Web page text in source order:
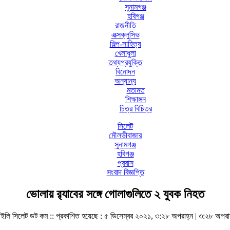
সুনামগঞ্জ
হবিগঞ্জ
রাজনীতি
এক্সক্লুসিভ
শিল্প-সাহিত্য
খেলাধুলা
তথ্যপ্রযুক্তি
বিনোদন
অন্যান্য
মতামত
শিক্ষাঙ্গন
চিত্র বিচিত্র
সিলেট
মৌলভীবাজার
সুনামগঞ্জ
হবিগঞ্জ
প্রবাস
সংবাদ বিজ্ঞপ্তি
ভোলায় র‌্যাবের সঙ্গে গোলাগুলিতে ২ যুবক নিহত
সিলেট ডট কম :: প্রকাশিত হয়েছে : ৫ ডিসেম্বর ২০২১, ৩:২৮ অপরাহ্ন | ৩:২৮